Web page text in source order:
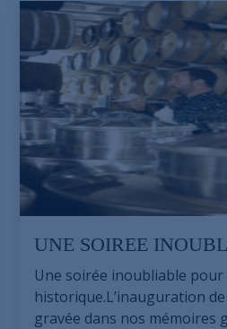
UNE SOIREE
Une soirée inoubliable
historique.L’inauguration
gravée dans nos mémoires